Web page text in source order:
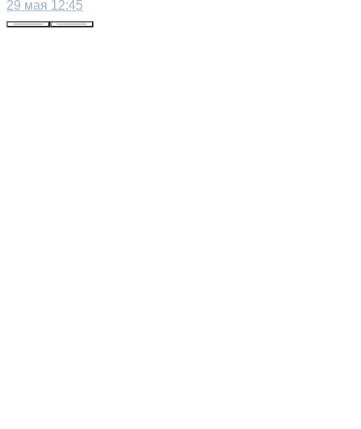
29 мая 12:45